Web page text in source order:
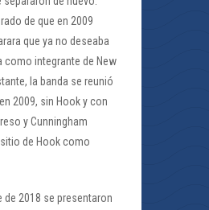
de que en 2009
que ya no deseaba
como integrante de New
la banda se reunió
2009, sin Hook y con
y Cunningham
de Hook como
de 2018 se presentaron